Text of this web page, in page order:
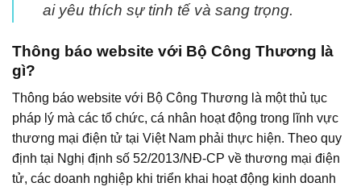
ai yêu thích sự tinh tế và sang trọng.
Thông báo website với Bộ Công Thương là
gì?
Thông báo website với Bộ Công Thương là một thủ tục
pháp lý mà các tổ chức, cá nhân hoạt động trong lĩnh vực
thương mại điện tử tại Việt Nam phải thực hiện. Theo quy
định tại Nghị định số 52/2013/NĐ-CP về thương mại điện
tử, các doanh nghiệp khi triển khai hoạt động kinh doanh